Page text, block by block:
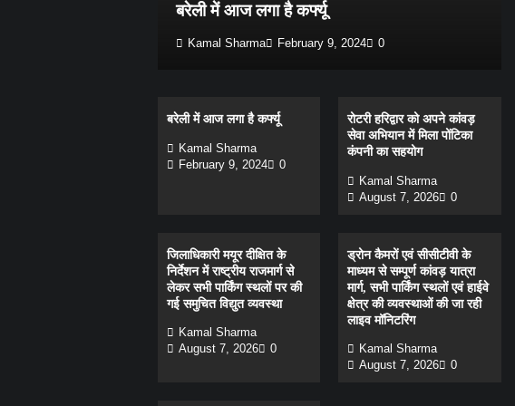
बरेली में आज लगा है कर्फ्यू
Kamal Sharma February 9, 2024 0
बरेली में आज लगा है कर्फ्यू
Kamal Sharma
February 9, 2024
0
रोटरी हरिद्वार को अपने कांवड़
सेवा अभियान में मिला पोंटिका
कंपनी का सहयोग
Kamal Sharma
August 7, 2026
0
जिलाधिकारी मयूर दीक्षित के
निर्देशन में राष्ट्रीय राजमार्ग से
लेकर सभी पार्किंग स्थलों पर की
गई समुचित विद्युत व्यवस्था
Kamal Sharma
August 7, 2026
0
ड्रोन कैमरों एवं सीसीटीवी के
माध्यम से सम्पूर्ण कांवड़ यात्रा
मार्ग, सभी पार्किंग स्थलों एवं हाईवे
क्षेत्र की व्यवस्थाओं की जा रही
लाइव मॉनिटरिंग
Kamal Sharma
August 7, 2026
0